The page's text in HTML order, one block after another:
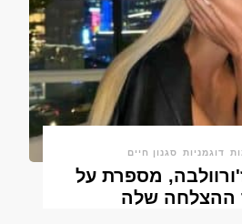
דוגמניות סגנון חיים
מספרת על
ההצלחה שלה